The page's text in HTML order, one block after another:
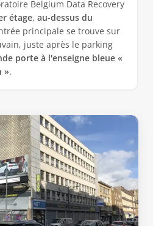
Belgium Data Recovery
étage, au-dessus du
principale se trouve sur
juste après le parking
porte à l'enseigne bleue «
».